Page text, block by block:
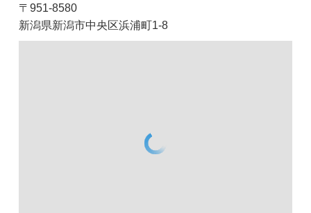
〒951-8580
新潟県新潟市中央区浜浦町1-8